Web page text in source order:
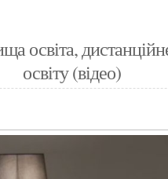
дистанційне
освіту (відео)